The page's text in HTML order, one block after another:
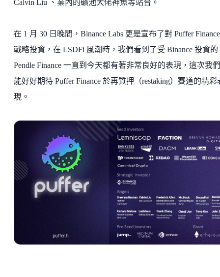
Calvin Liu 、業內的礦池大佬神魚等站台。
在 1 月 30 日晚間，Binance Labs 更是宣布了對 Puffer
戰略投資，在 LSDFi 風潮時，我們看到了受 Binance 投資的
Pendle Finance 一直到今天都有著非常良好的表現，這次我
能好好期待 Puffer Finance 於再質押（restaking）賽道的精彩
現。